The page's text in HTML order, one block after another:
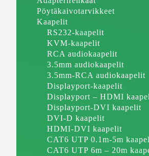
Pöytäkaivotarvikkeet
Kaapelit
RS232-kaapelit
KVM-kaapelit
RCA audiokaapelit
3.5mm audiokaapelit
3.5mm-RCA audiokaapelit
Displayport-kaapelit
Displayport – HDMI
Displayport-DVI kaapelit
DVI-D kaapelit
HDMI-DVI kaapelit
CAT6 UTP 0.1m-5m
CAT6 UTP 6m – 20m